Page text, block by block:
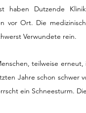
haben Dutzende
vor Ort. Die
Verwundete rein.
teilweise
Jahre schon schwer
ein Schneesturm.